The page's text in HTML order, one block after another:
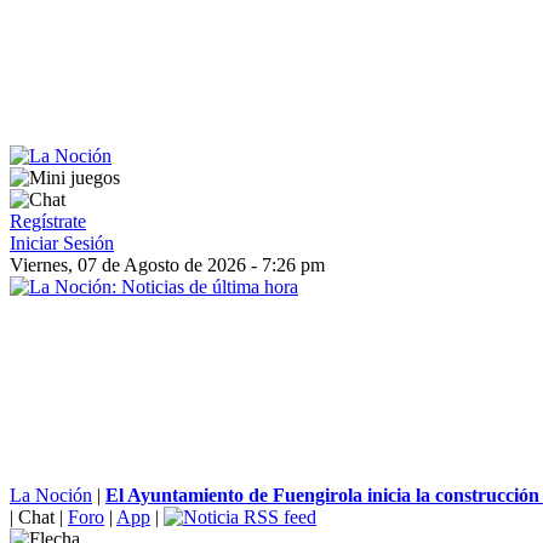
Regístrate
Iniciar Sesión
Viernes, 07 de Agosto de 2026 - 7:26 pm
La Noción | El Ayuntamiento de Fuengirola inicia la construcción
| Chat | Foro | App |